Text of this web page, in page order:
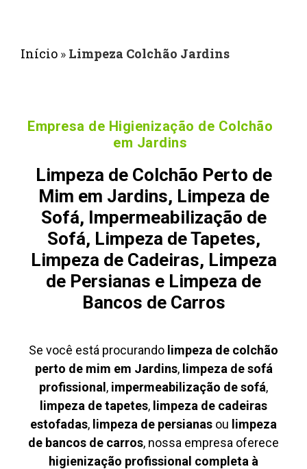
Início » Limpeza Colchão Jardins
Empresa de Higienização de Colchão
em Jardins
Limpeza de Colchão Perto de
Mim em Jardins, Limpeza de
Sofá, Impermeabilização de
Sofá, Limpeza de Tapetes,
Limpeza de Cadeiras, Limpeza
de Persianas e Limpeza de
Bancos de Carros
Se você está procurando limpeza de colchão
perto de mim em Jardins, limpeza de sofá
profissional , impermeabilização de sofá,
limpeza de tapetes, limpeza de cadeiras
estofadas, limpeza de persianas ou limpeza
de bancos de carros, nossa empresa oferece
higienização profissional completa à